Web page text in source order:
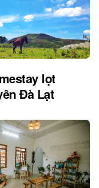
lọt
Đà Lạt